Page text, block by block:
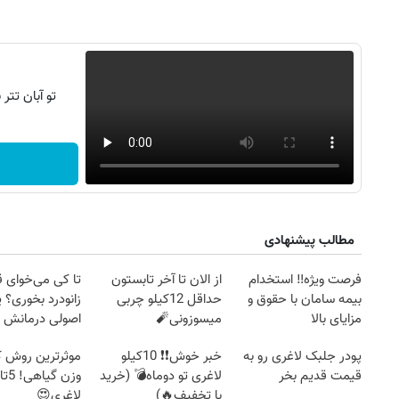
تو آبان
مطالب پیشنهادی
فرصت ویژه‼️ استخدام
بیمه سامان با حقوق و
مزایای بالا
از الان تا آخر تابستون
حداقل 12کیلو چربی
میسوزونی🧨
تا کی
زانودرد بخوری؟
اصولی
پودر جلبک لاغری رو به
قیمت قدیم بخر
خبر خوش❗❗ 10کیلو
لاغری تو دوماه💣 (خرید
موثرترین
روزنامه‌های ورزشی پنج‌شنبه ۱۵ مرداد ۱۴۰۵